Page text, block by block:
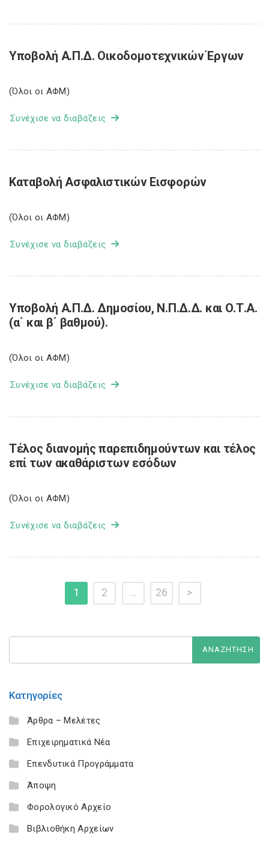
Υποβολή Α.Π.Δ. Οικοδομοτεχνικών Έργων
(Όλοι οι ΑΦΜ)
Συνέχισε να διαβάζεις
Καταβολή Ασφαλιστικών Εισφορών
(Όλοι οι ΑΦΜ)
Συνέχισε να διαβάζεις
Υποβολή Α.Π.Δ. Δημοσίου, Ν.Π.Δ.Δ. και Ο.Τ.Α.
(α΄ και β΄ βαθμού).
(Όλοι οι ΑΦΜ)
Συνέχισε να διαβάζεις
Τέλος διανομής παρεπιδημούντων και τέλος
επί των ακαθάριστων εσόδων
(Όλοι οι ΑΦΜ)
Συνέχισε να διαβάζεις
1 2 … 26 >
Κατηγορίες
Άρθρα – Μελέτες
Επιχειρηματικά Νέα
Επενδυτικά Προγράμματα
Άποψη
Φορολογικό Αρχείο
Βιβλιοθήκη Αρχείων